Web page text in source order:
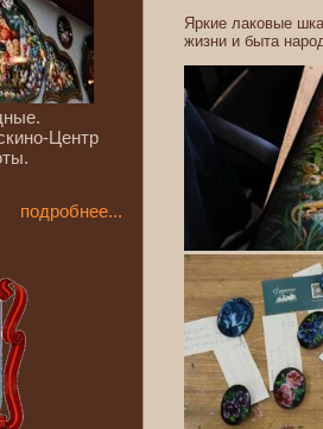
Центр
подробнее...
Яркие лаковые
жизни и быта